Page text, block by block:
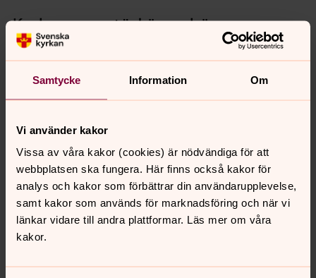
Samtycke Information Om
Vi använder kakor
Vissa av våra kakor (cookies) är nödvändiga för att
webbplatsen ska fungera. Här finns också kakor för
analys och kakor som förbättrar din användarupplevelse,
samt kakor som används för marknadsföring och när vi
länkar vidare till andra plattformar. Läs mer om våra
kakor.
Kyrkan ger stöd även här
Kyrkans timme
De som inte kan komma till kyrkan ges genom Kyrkans
timme möjlighet att fira gudstjänst, vara med på andakt,
vård- och omsorgsboenden i Uddevalla.
Sjukhuskyrkan Uddevalla
Ett samtal, någon som lyssnar eller bara en annan
människas närvaro kan göra livet lite lättare. Omsorg om
de sjuka är ett grunduppdrag för de kristna
arbete som Sjukhuskyrkan gör.